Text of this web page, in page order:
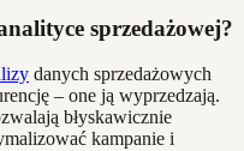
sprzedażowej?
danych sprzedażowych
– one ją wyprzedzają.
błyskawicznie
kampanie i